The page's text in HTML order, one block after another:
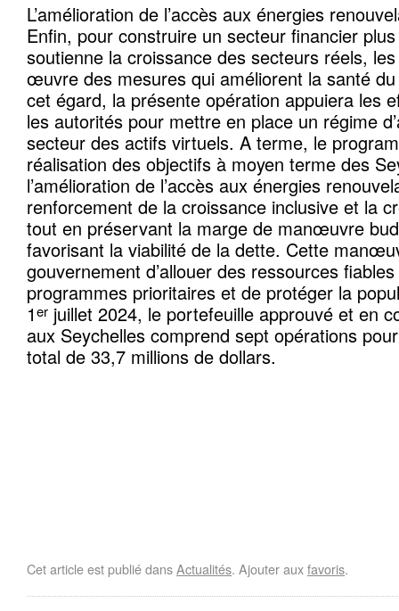
L’amélioration de l’accès aux énergies
Enfin, pour construire un secteur financier
soutienne la croissance des secteurs réels,
œuvre des mesures qui améliorent la santé
cet égard, la présente opération appuiera les
les autorités pour mettre en place un régime
secteur des actifs virtuels. A terme, le
réalisation des objectifs à moyen terme des
l’amélioration de l’accès aux énergies
renforcement de la croissance inclusive et la
tout en préservant la marge de manœuvre
favorisant la viabilité de la dette. Cette
gouvernement d’allouer des ressources
programmes prioritaires et de protéger la
1er juillet 2024, le portefeuille approuvé et en
aux Seychelles comprend sept opérations
total de 33,7 millions de dollars.
Cet article est publié dansActualités. Ajouter auxfavoris.